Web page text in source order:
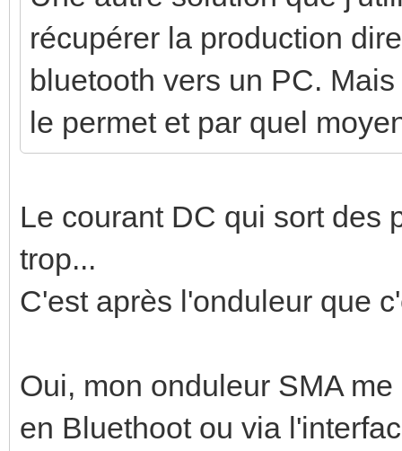
récupérer la production
bluetooth vers un PC.
le permet et par quel
Le courant DC qui sort des
trop...
C'est après l'onduleur que
Oui, mon onduleur SMA
en Bluethoot ou via